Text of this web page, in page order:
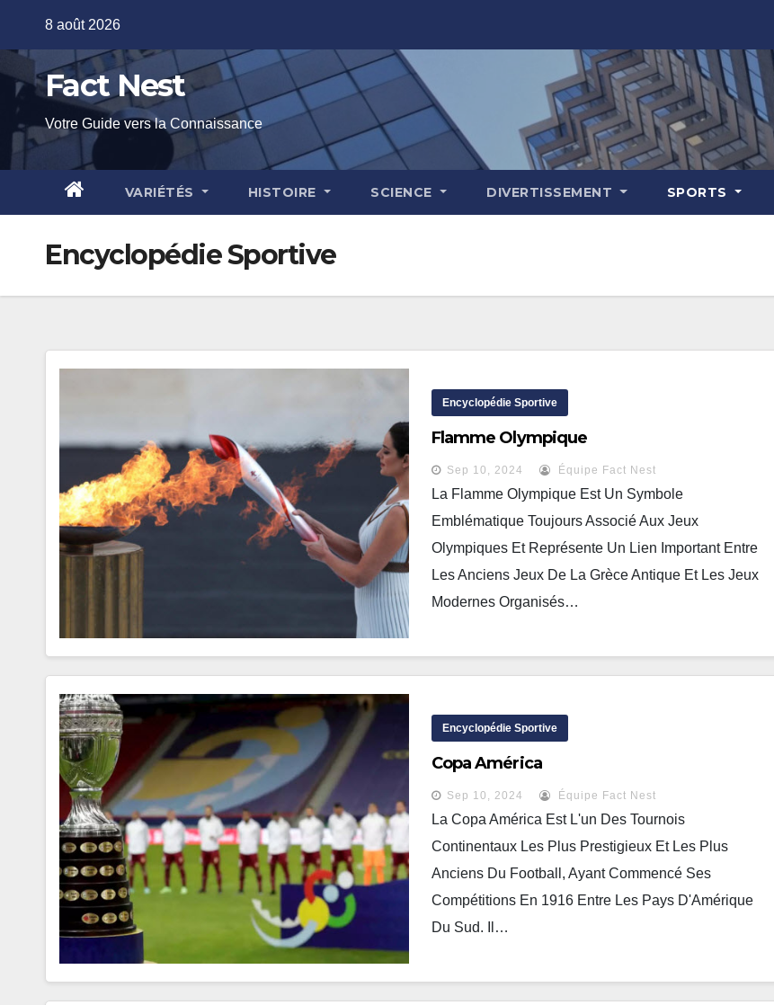
8 août 2026
Fact Nest
Votre Guide vers la Connaissance
VARIÉTÉS HISTOIRE SCIENCE DIVERTISSEMENT SPORTS
Encyclopédie Sportive
Encyclopédie Sportive
Flamme Olympique
Sep 10, 2024 Équipe Fact Nest
La Flamme Olympique Est Un Symbole
Emblématique Toujours Associé Aux Jeux
Olympiques Et Représente Un Lien Important Entre
Les Anciens Jeux De La Grèce Antique Et Les Jeux
Modernes Organisés…
Encyclopédie Sportive
Copa América
Sep 10, 2024 Équipe Fact Nest
La Copa América Est L'un Des Tournois
Continentaux Les Plus Prestigieux Et Les Plus
Anciens Du Football, Ayant Commencé Ses
Compétitions En 1916 Entre Les Pays D'Amérique
Du Sud. Il…